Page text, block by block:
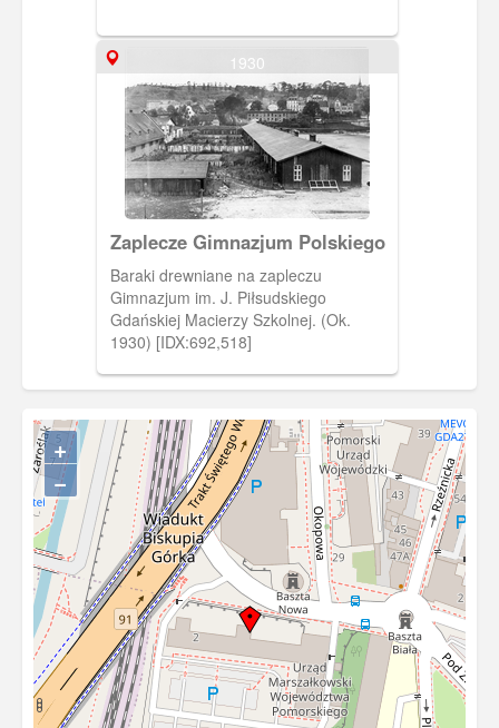
1930
Zaplecze Gimnazjum Polskiego
Baraki drewniane na zapleczu
Gimnazjum im. J. Piłsudskiego
Gdańskiej Macierzy Szkolnej. (Ok.
1930) [IDX:692,518]
+
−